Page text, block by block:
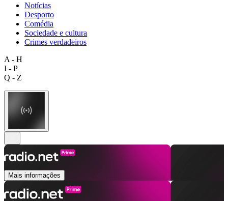
Notícias
Desporto
Comédia
Sociedade e cultura
Crimes verdadeiros
A - H
I - P
Q - Z
Mais informações